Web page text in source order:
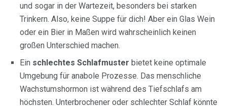
und sogar in der Wartezeit, besonders bei starken
Trinkern. Also, keine Suppe für dich! Aber ein Glas Wein
oder ein Bier in Maßen wird wahrscheinlich keinen
großen Unterschied machen.
Ein schlechtes Schlafmuster bietet keine optimale
Umgebung für anabole Prozesse. Das menschliche
Wachstumshormon ist während des Tiefschlafs am
höchsten. Unterbrochener oder schlechter Schlaf könnte